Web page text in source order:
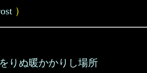
）
りぬ暖かかりし場所